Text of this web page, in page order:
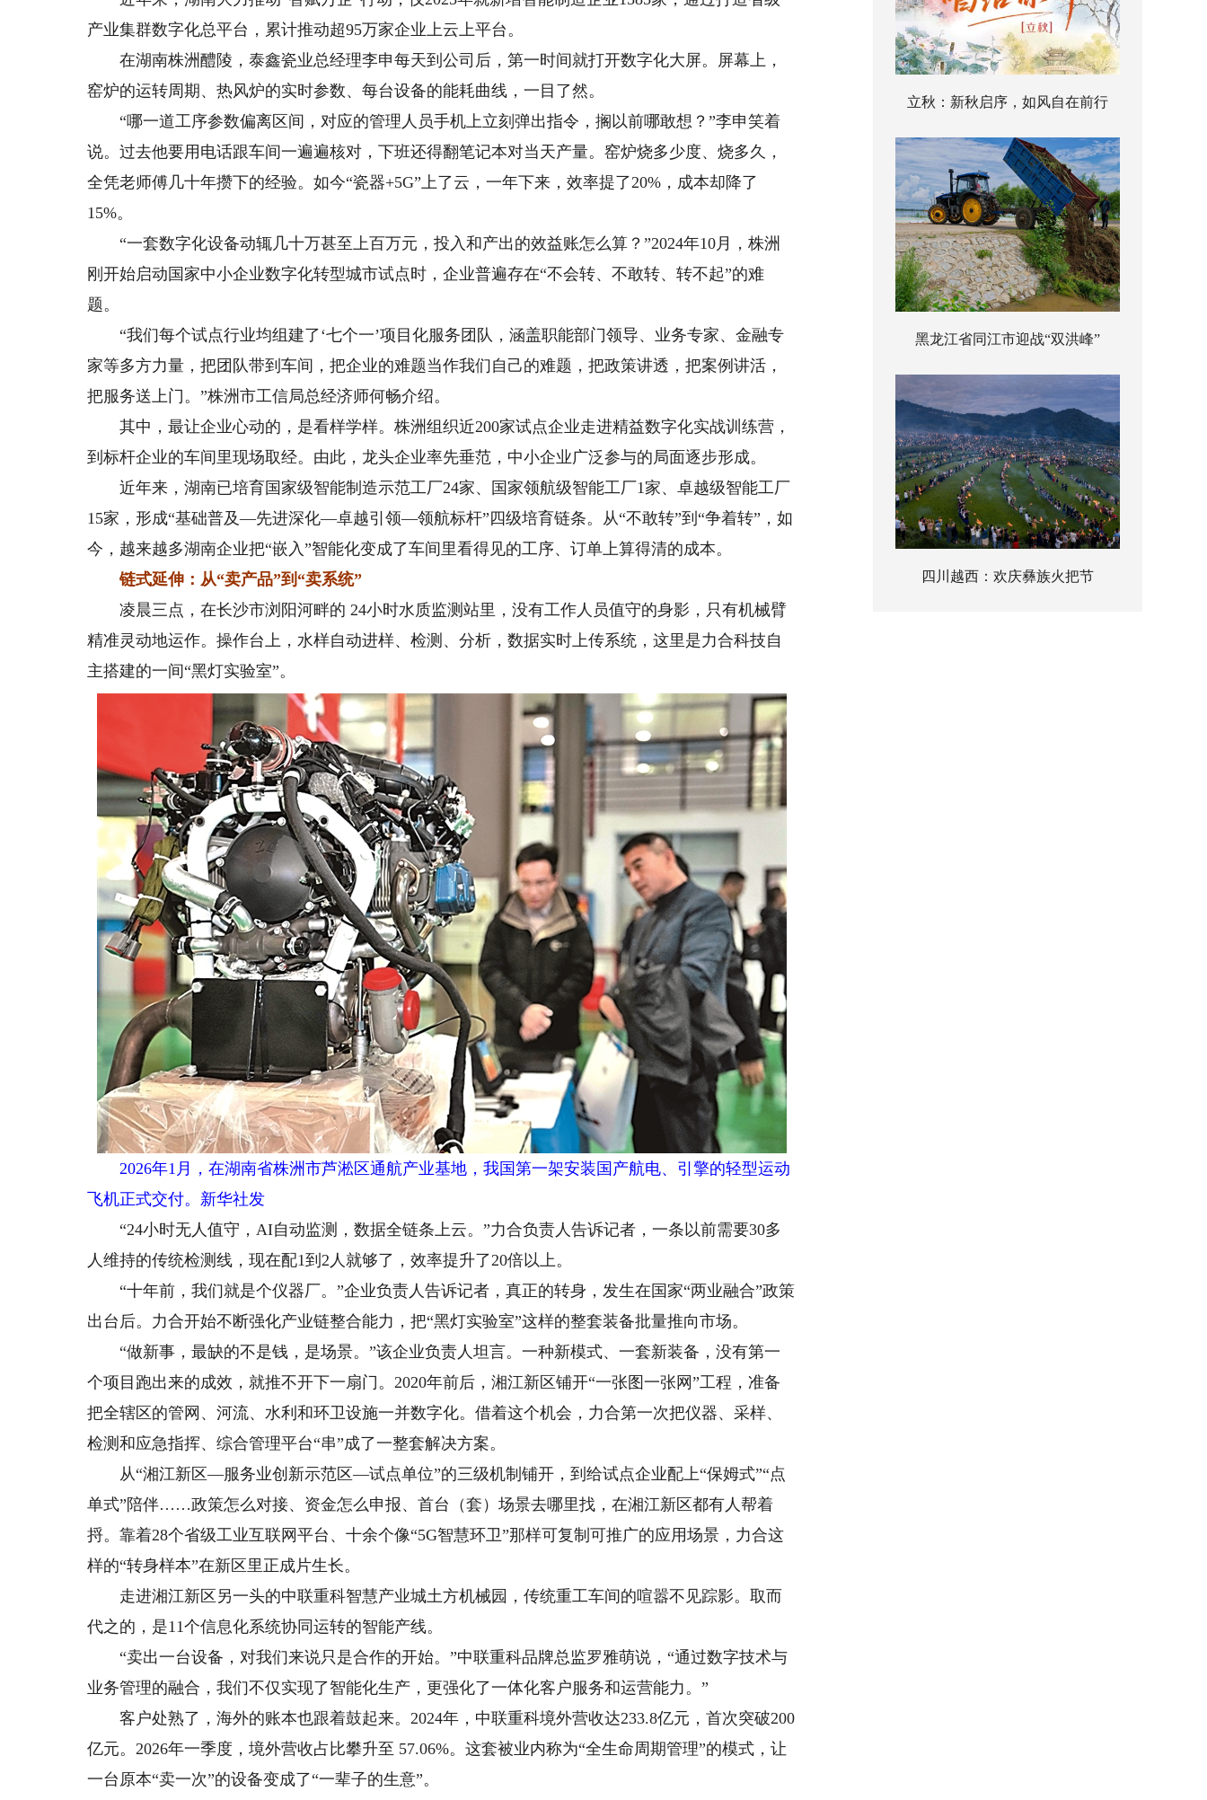
产业集群数字化总平台，累计推动超95万家企业上云上平台。
在湖南株洲醴陵，泰鑫瓷业总经理李申每天到公司后，第一时间就打开数字化大屏。屏幕上，
窑炉的运转周期、热风炉的实时参数、每台设备的能耗曲线，一目了然。
“哪一道工序参数偏离区间，对应的管理人员手机上立刻弹出指令，搁以前哪敢想？”李申笑着
说。过去他要用电话跟车间一遍遍核对，下班还得翻笔记本对当天产量。窑炉烧多少度、烧多久，
全凭老师傅几十年攒下的经验。如今“瓷器+5G”上了云，一年下来，效率提了20%，成本却降了
15%。
“一套数字化设备动辄几十万甚至上百万元，投入和产出的效益账怎么算？”2024年10月，株洲
刚开始启动国家中小企业数字化转型城市试点时，企业普遍存在“不会转、不敢转、转不起”的难
题。
“我们每个试点行业均组建了‘七个一’项目化服务团队，涵盖职能部门领导、业务专家、金融专
家等多方力量，把团队带到车间，把企业的难题当作我们自己的难题，把政策讲透，把案例讲活，
把服务送上门。”株洲市工信局总经济师何畅介绍。
其中，最让企业心动的，是看样学样。株洲组织近200家试点企业走进精益数字化实战训练营，
到标杆企业的车间里现场取经。由此，龙头企业率先垂范，中小企业广泛参与的局面逐步形成。
近年来，湖南已培育国家级智能制造示范工厂24家、国家领航级智能工厂1家、卓越级智能工厂
15家，形成“基础普及—先进深化—卓越引领—领航标杆”四级培育链条。从“不敢转”到“争着转”，如
今，越来越多湖南企业把“嵌入”智能化变成了车间里看得见的工序、订单上算得清的成本。
链式延伸：从“卖产品”到“卖系统”
凌晨三点，在长沙市浏阳河畔的 24小时水质监测站里，没有工作人员值守的身影，只有机械臂
精准灵动地运作。操作台上，水样自动进样、检测、分析，数据实时上传系统，这里是力合科技自
主搭建的一间“黑灯实验室”。
2026年1月，在湖南省株洲市芦淞区通航产业基地，我国第一架安装国产航电、引擎的轻型运动
飞机正式交付。新华社发
“24小时无人值守，AI自动监测，数据全链条上云。”力合负责人告诉记者，一条以前需要30多
人维持的传统检测线，现在配1到2人就够了，效率提升了20倍以上。
“十年前，我们就是个仪器厂。”企业负责人告诉记者，真正的转身，发生在国家“两业融合”政策
出台后。力合开始不断强化产业链整合能力，把“黑灯实验室”这样的整套装备批量推向市场。
“做新事，最缺的不是钱，是场景。”该企业负责人坦言。一种新模式、一套新装备，没有第一
个项目跑出来的成效，就推不开下一扇门。2020年前后，湘江新区铺开“一张图一张网”工程，准备
把全辖区的管网、河流、水利和环卫设施一并数字化。借着这个机会，力合第一次把仪器、采样、
检测和应急指挥、综合管理平台“串”成了一整套解决方案。
从“湘江新区—服务业创新示范区—试点单位”的三级机制铺开，到给试点企业配上“保姆式”“点
单式”陪伴……政策怎么对接、资金怎么申报、首台（套）场景去哪里找，在湘江新区都有人帮着
捋。靠着28个省级工业互联网平台、十余个像“5G智慧环卫”那样可复制可推广的应用场景，力合这
样的“转身样本”在新区里正成片生长。
走进湘江新区另一头的中联重科智慧产业城土方机械园，传统重工车间的喧嚣不见踪影。取而
代之的，是11个信息化系统协同运转的智能产线。
“卖出一台设备，对我们来说只是合作的开始。”中联重科品牌总监罗雅萌说，“通过数字技术与
业务管理的融合，我们不仅实现了智能化生产，更强化了一体化客户服务和运营能力。”
客户处熟了，海外的账本也跟着鼓起来。2024年，中联重科境外营收达233.8亿元，首次突破200
亿元。2026年一季度，境外营收占比攀升至 57.06%。这套被业内称为“全生命周期管理”的模式，让
一台原本“卖一次”的设备变成了“一辈子的生意”。
立秋：新秋启序，如风自在前行
黑龙江省同江市迎战“双洪峰”
四川越西：欢庆彝族火把节